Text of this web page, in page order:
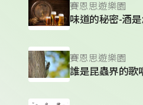
賽恩思遊樂園
味道的秘密-酒
賽恩思遊樂園
誰是昆蟲界的歌